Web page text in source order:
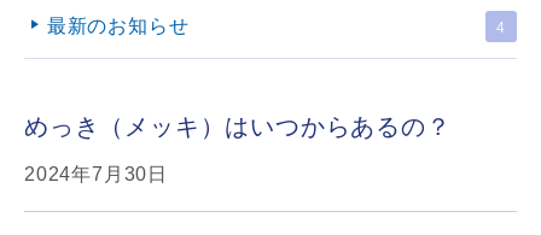
最新のお知らせ 4
めっき（メッキ）はいつからあるの？
2024年7月30日